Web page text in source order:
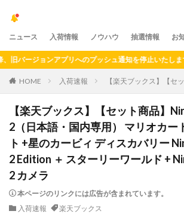
ニュース 入荷情報 ノウハウ 抽選情報 お
ジョンアプリへのプッシュ通知を停止いたします。）
HOME 入荷速報 【楽天ブックス】【セ
【楽天ブックス】【セット商品】
2（日本語・国内専用） マリオカー
ト +星のカービィ ディスカバリー
2 Edition ＋ スターリーワールド +
2 カメラ
本ページのリンクには広告が含まれています。
入荷速報
楽天ブックス